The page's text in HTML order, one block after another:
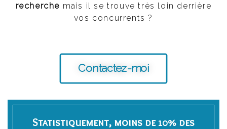
recherche mais il se trouve très loin derrière
vos concurrents ?
Contactez-moi
Statistiquement, moins de 10% des